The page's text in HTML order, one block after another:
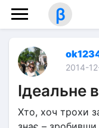
β
2014-
Ідеальне
Хто, хоч трохи